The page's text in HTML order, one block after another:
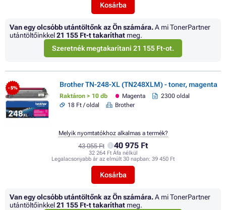
Kosárba
Van egy olcsóbb utántöltőnk az Ön számára.A mi TonerPartner
utántöltőinkkel21 155 Ft-t takaríthat meg.
Szeretnék megtakarítani 21 155 Ft-ot.
- 5% Brother TN-248-XL (TN248XLM) - toner, magenta
Raktáron > 10 db Magenta
2300 oldal
18 Ft / oldal
Brother
43 055 Ft 40 975 Ft
32 264 Ft Áfa nélkül
Legalacsonyabb ár az elmúlt 30 napban: 39 450 Ft
Kosárba
Melyik nyomtatókhoz alkalmas a termék?
Van egy olcsóbb utántöltőnk az Ön számára.A mi TonerPartner
utántöltőinkkel21 155 Ft-t takaríthat meg.